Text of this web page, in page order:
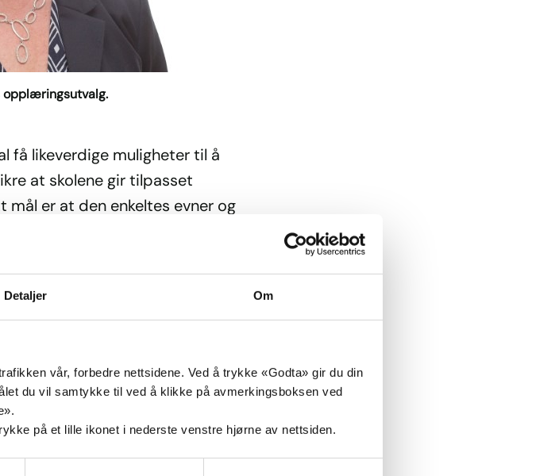
Detaljer Om
vår, forbedre nettsidene. Ved å trykke «Godta» gir du din
du vil samtykke til ved å klikke på avmerkingsboksen ved
på et lille ikonet i nederste venstre hjørne av nettsiden.
opplæringsutvalg.
få likeverdige muligheter til å
at skolene gir tilpasset
er at den enkeltes evner og
Føringene fra
må foreta en konkret og
elever som har et særskilt
på et tilbud om opplæring
er jeg glad for at de
tar. I Rogaland har vi allerede